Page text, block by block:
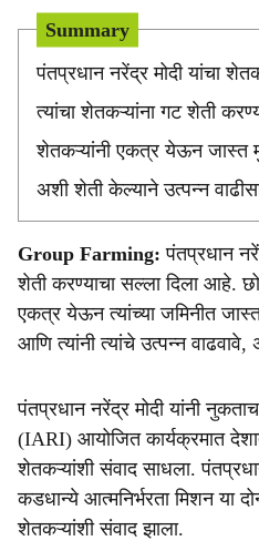
a Summary
पंतप्रधान नरेंद्र मोदी यांचा
त्यांचा शेतकऱ्यांना गट शेती
शेतकऱ्यांनी एकत्र येऊन जास्त
अशी शेती केल्याने उत्पन्न
Group Farming: पंतप्रधान
शेती करण्याचा सल्ला दिला आहे.
एकत्र येऊन त्यांच्या जमिनीत
आणि त्यांनी त्यांचे उत्पन्न
पंतप्रधान नरेंद्र मोदी यांनी
(IARI) आयोजित कार्यक्रमात
शेतकऱ्यांशी संवाद साधला.
कडधान्ये आत्मनिर्भरता मिशन या
शेतकऱ्यांशी संवाद झाला.